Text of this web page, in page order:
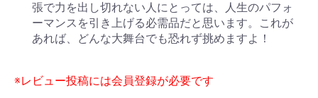
張で力を出し切れない人にとっては、人生のパフォ
ーマンスを引き上げる必需品だと思います。これが
あれば、どんな大舞台でも恐れず挑めますよ！
※レビュー投稿には会員登録が必要です